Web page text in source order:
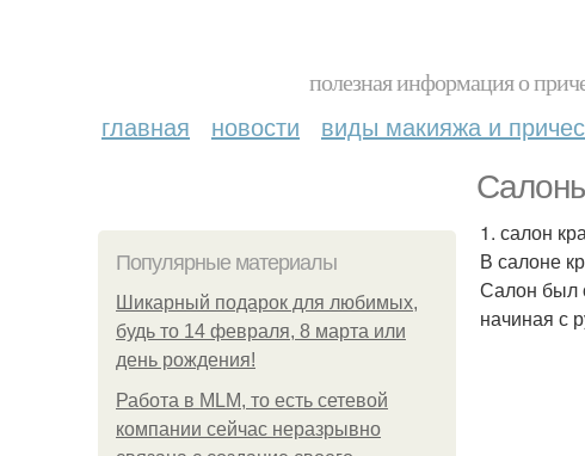
полезная информация о
главная новости виды макияжа и
Популярные материалы
Шикарный подарок для любимых,
будь то 14 февраля, 8 марта или
день рождения!
Работа в MLM, то есть сетевой
компании сейчас неразрывно
1. салон
В салоне
Салон был
начиная с